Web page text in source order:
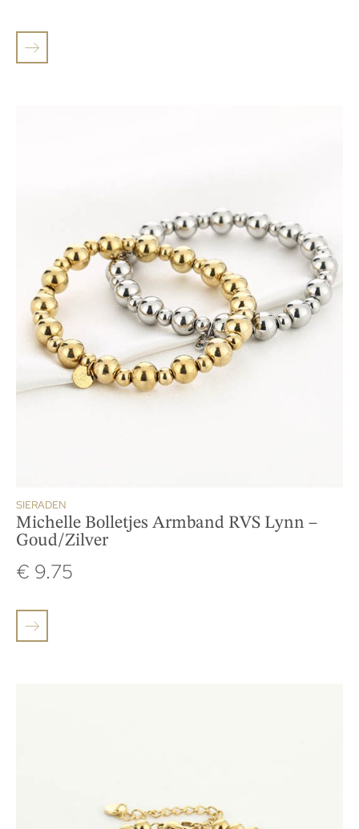
SIERADEN
Michelle Bolletjes Armband RVS Lynn –
Goud/Zilver
€ 9.75